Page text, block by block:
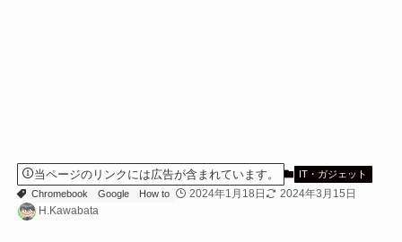
当ページのリンクには広告が含まれています。
IT・ガジェット
Chromebook
Google How to 2024年1月18日
2024年3月15日
H.Kawabata